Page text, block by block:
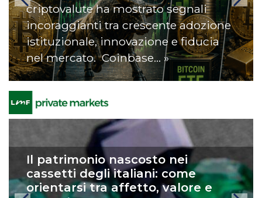
criptovalute ha mostrato segnali
incoraggianti tra crescente adozione
istituzionale, innovazione e fiducia
nel mercato. Coinbase… »
Il patrimonio nascosto nei
cassetti degli italiani: come
orientarsi tra affetto, valore e